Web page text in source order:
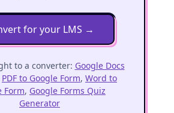
for your LMS →
to a converter: Google Docs
PDF to Google Form, Word to
Form, Google Forms Quiz
Generator